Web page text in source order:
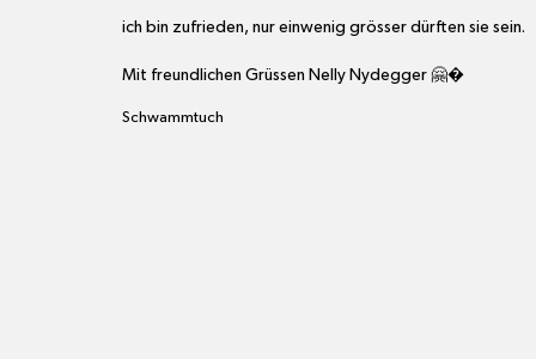
ich bin zufrieden, nur einwenig grösser dürften sie sein.
Mit freundlichen Grüssen Nelly Nydegger 🤗�
Schwammtuch